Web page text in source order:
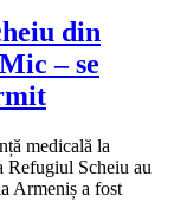
din
– se
medicală la
Scheiu au
Armeniș a fost